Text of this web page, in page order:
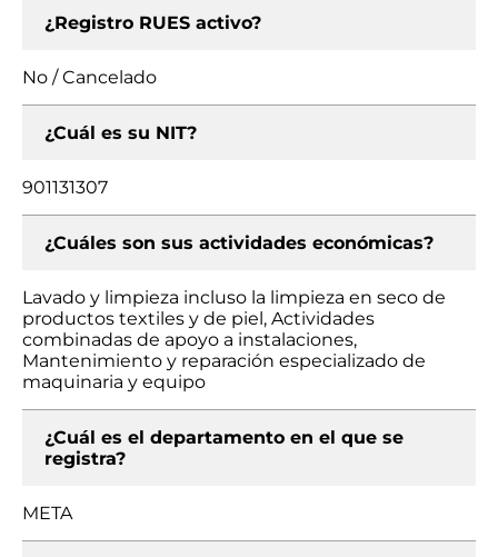
¿Registro RUES activo?
No / Cancelado
¿Cuál es su NIT?
901131307
¿Cuáles son sus actividades económicas?
Lavado y limpieza incluso la limpieza en seco de
productos textiles y de piel, Actividades
combinadas de apoyo a instalaciones,
Mantenimiento y reparación especializado de
maquinaria y equipo
¿Cuál es el departamento en el que se
registra?
META